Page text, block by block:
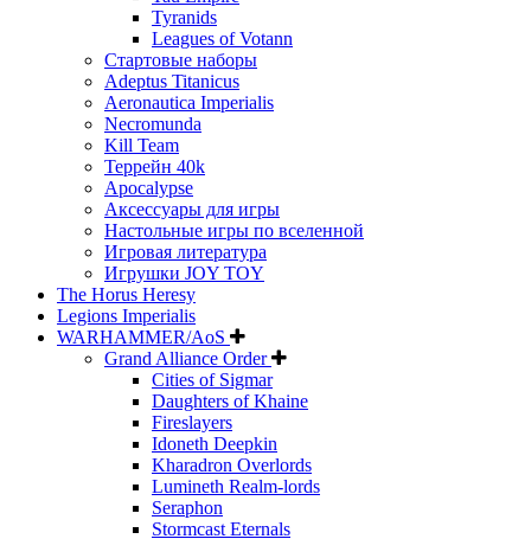
Tyranids
Leagues of Votann
Стартовые наборы
Adeptus Titanicus
Aeronautica Imperialis
Necromunda
Kill Team
Террейн 40k
Apocalypse
Аксессуары для игры
Настольные игры по вселенной
Игровая литература
Игрушки JOY TOY
The Horus Heresy
Legions Imperialis
WARHAMMER/AoS
Grand Alliance Order
Cities of Sigmar
Daughters of Khaine
Fireslayers
Idoneth Deepkin
Kharadron Overlords
Lumineth Realm-lords
Seraphon
Stormcast Eternals